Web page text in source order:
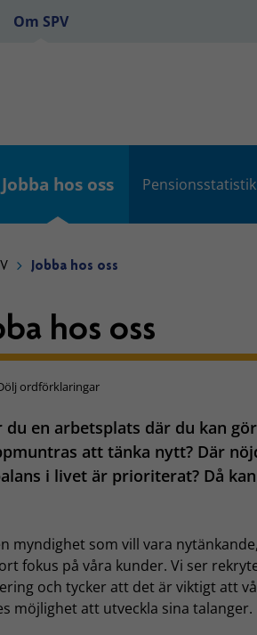
Om SPV
Jobba hos oss Pensionsstatistik
Jobba hos oss
hos oss
ordförklaringar
du en arbetsplats där du kan
att tänka nytt? Där
i livet är prioriterat? Då
myndighet som vill vara
fokus på våra kunder. Vi ser
och tycker att det är viktigt att
möjlighet att utveckla sina talanger.